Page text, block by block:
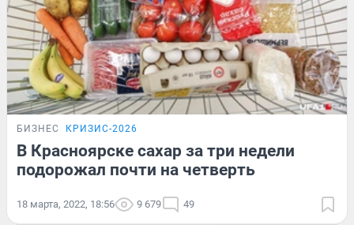
БИЗНЕС КРИЗИС-2026
В Красноярске сахар за три недели
подорожал почти на четверть
18 марта, 2022, 18:56 9 679 49